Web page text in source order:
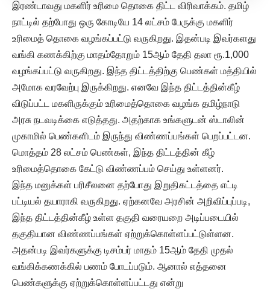
இரண்டாவது மகளிர் உரிமை தொகை திட்ட விரிவாக்கம். தமிழ்
நாட்டில் தற்போது ஒரு கோடியே 14 லட்சம் பேருக்கு மகளிர்
உரிமைத் தொகை வழங்கப்பட்டு வருகிறது. இதன்படி இவர்களது
வங்கி கணக்கிற்கு மாதம்தோறும் 15ஆம் தேதி தலா ரூ.1,000
வழங்கப்பட்டு வருகிறது. இந்த திட்டத்திற்கு பெண்கள் மத்தியில்
அமோக வரவேற்பு இருக்கிறது. எனவே இந்த திட்டத்தின்கீழ்
விடுப்பட்ட மகளிருக்கும் உரிமைத்தொகை வழங்க தமிழ்நாடு
அரசு நடவடிக்கை எடுத்தது. அதற்காக உங்களுடன் ஸ்டாலின்
முகாமில் பெண்களிடம் இருந்து விண்ணப்பங்கள் பெறப்பட்டன.
மொத்தம் 28 லட்சம் பெண்கள், இந்த திட்டத்தின் கீழ்
உரிமைத்தொகை கேட்டு விண்ணப்பம் செய்து உள்ளனர்.
இந்த மனுக்கள் பரிசீலனை தற்போது இறுதிகட்டத்தை எட்டி
பட்டியல் தயாராகி வருகிறது. ஏற்கனவே அரசின் அறிவிப்புப்படி,
இந்த திட்டத்தின்கீழ் உள்ள தகுதி வரையறை அடிப்படையில்
தகுதியான விண்ணப்பங்கள் ஏற்றுக்கொள்ளப்பட்டுள்ளன.
அதன்படி இவர்களுக்கு டிசம்பர் மாதம் 15ஆம் தேதி முதல்
வங்கிக்கணக்கில் பணம் போடப்படும். ஆனால் எத்தனை
பெண்களுக்கு ஏற்றுக்கொள்ளப்பட்டது என்று